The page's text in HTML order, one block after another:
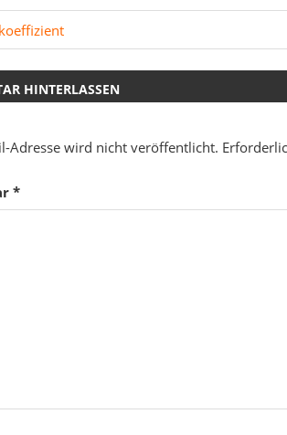
HINTERLASSEN
Adresse wird nicht veröffentlicht.
*